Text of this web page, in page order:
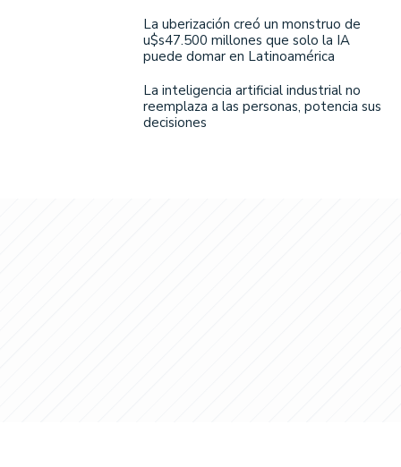
La uberización creó un monstruo de
u$s47.500 millones que solo la IA
puede domar en Latinoamérica
La inteligencia artificial industrial no
reemplaza a las personas, potencia sus
decisiones